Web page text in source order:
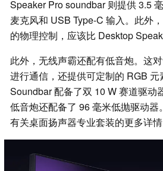
Speaker Pro soundbar 则提供 3.5
麦克风和 USB Type-C 输入。此外
的物理控制，应该比 Desktop
此外，无线声霸还配有低音炮。这
进行通信，还提供可定制的 RGB
Soundbar 配备了双 10 W 赛道驱动
低音炮还配备了 96 毫米低抛驱动器
有关桌面扬声器专业套装的更多详情